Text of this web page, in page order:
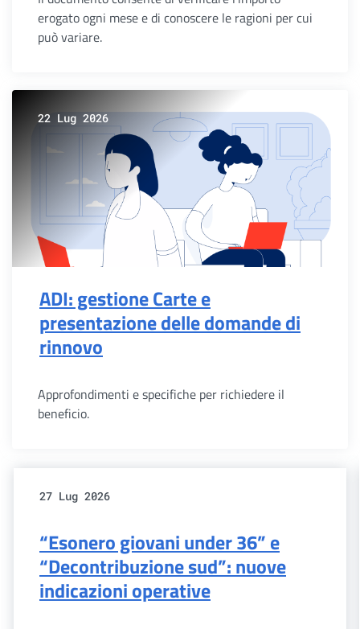
erogato ogni mese e di conoscere le ragioni per cui
può variare.
22 Lug 2026
ADI: gestione Carte e
presentazione delle domande di
rinnovo
Approfondimenti e specifiche per richiedere il
beneficio.
27 Lug 2026
“Esonero giovani under 36” e
“Decontribuzione sud”: nuove
indicazioni operative